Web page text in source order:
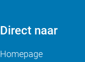
Direct naar
Homepage